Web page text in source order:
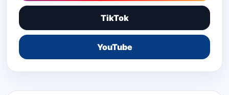
TikTok
YouTube